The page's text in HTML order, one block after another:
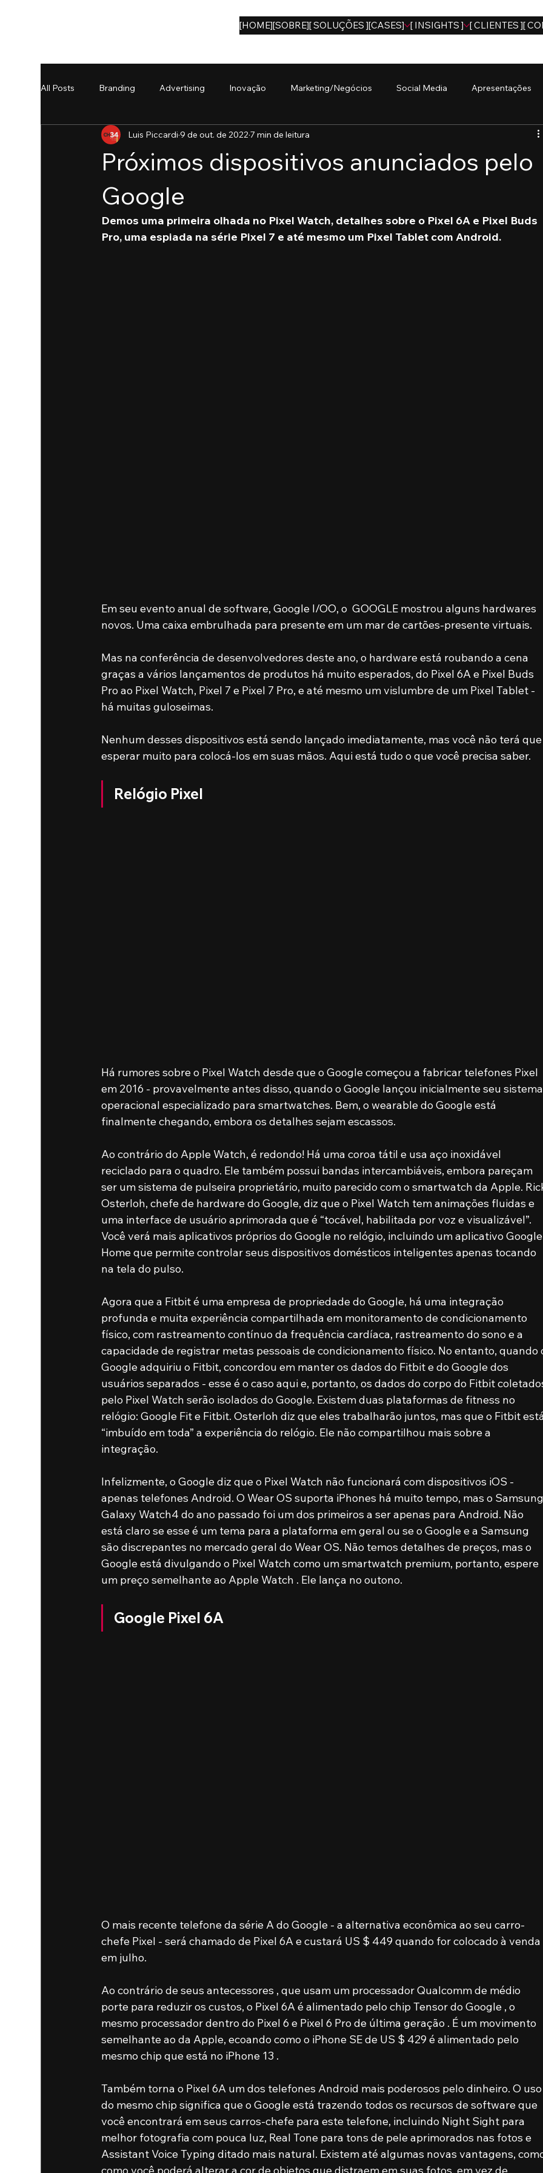
[HOME][SOBRE][ SOLUÇÕES ][CASES] [ INSIGHTS ] [ CLIENTES ][
All Posts Branding Advertising Inovação Marketing/Negócios Social Media Apresentações
eBooks IA
Próximos dispositivos anunciados pelo
Google
Luis Piccardi 9 de out. de 2022 7 min de leitura
Demos uma primeira olhada no Pixel Watch, detalhes sobre o Pixel 6A e Pixel Buds
Pro, uma espiada na série Pixel 7 e até mesmo um Pixel Tablet com Android.
Em seu evento anual de software, Google I/OO, o  GOOGLE mostrou alguns hardwares
novos. Uma caixa embrulhada para presente em um mar de cartões-presente virtuais.
Mas na conferência de desenvolvedores deste ano, o hardware está roubando a cena
graças a vários lançamentos de produtos há muito esperados, do Pixel 6A e Pixel Buds
Pro ao Pixel Watch, Pixel 7 e Pixel 7 Pro, e até mesmo um vislumbre de um Pixel Tablet -
há muitas guloseimas.
Nenhum desses dispositivos está sendo lançado imediatamente, mas você não terá que
esperar muito para colocá-los em suas mãos. Aqui está tudo o que você precisa saber.
Relógio Pixel
Há rumores sobre o Pixel Watch desde que o Google começou a fabricar telefones Pixel
em 2016 - provavelmente antes disso, quando o Google lançou inicialmente seu sistema
operacional especializado para smartwatches. Bem, o wearable do Google está
finalmente chegando, embora os detalhes sejam escassos.
Ao contrário do Apple Watch, é redondo! Há uma coroa tátil e usa aço inoxidável
reciclado para o quadro. Ele também possui bandas intercambiáveis, embora pareçam
ser um sistema de pulseira proprietário, muito parecido com o smartwatch da Apple.
Osterloh, chefe de hardware do Google, diz que o Pixel Watch tem animações fluidas e
uma interface de usuário aprimorada que é “tocável, habilitada por voz e visualizável”.
Você verá mais aplicativos próprios do Google no relógio, incluindo um aplicativo Google
Home que permite controlar seus dispositivos domésticos inteligentes apenas tocando
na tela do pulso.
Agora que a Fitbit é uma empresa de propriedade do Google, há uma integração
profunda e muita experiência compartilhada em monitoramento de condicionamento
físico, com rastreamento contínuo da frequência cardíaca, rastreamento do sono e a
capacidade de registrar metas pessoais de condicionamento físico. No entanto, quando
Google adquiriu o Fitbit, concordou em manter os dados do Fitbit e do Google dos
usuários separados - esse é o caso aqui e, portanto, os dados do corpo do Fitbit
pelo Pixel Watch serão isolados do Google. Existem duas plataformas de fitness no
relógio: Google Fit e Fitbit. Osterloh diz que eles trabalharão juntos, mas que o Fitbit
“imbuído em toda” a experiência do relógio. Ele não compartilhou mais sobre a
integração.
Infelizmente, o Google diz que o Pixel Watch não funcionará com dispositivos iOS -
apenas telefones Android. O Wear OS suporta iPhones há muito tempo, mas o Samsung
Galaxy Watch4 do ano passado foi um dos primeiros a ser apenas para Android. Não
está claro se esse é um tema para a plataforma em geral ou se o Google e a Samsung
são discrepantes no mercado geral do Wear OS. Não temos detalhes de preços, mas o
Google está divulgando o Pixel Watch como um smartwatch premium, portanto, espere
um preço semelhante ao Apple Watch . Ele lança no outono.
Google Pixel 6A
O mais recente telefone da série A do Google - a alternativa econômica ao seu carro-
chefe Pixel - será chamado de Pixel 6A e custará US $ 449 quando for colocado à venda
em julho.
Ao contrário de seus antecessores , que usam um processador Qualcomm de médio
porte para reduzir os custos, o Pixel 6A é alimentado pelo chip Tensor do Google , o
mesmo processador dentro do Pixel 6 e Pixel 6 Pro de última geração . É um movimento
semelhante ao da Apple, ecoando como o iPhone SE de US $ 429 é alimentado pelo
mesmo chip que está no iPhone 13 .
Também torna o Pixel 6A um dos telefones Android mais poderosos pelo dinheiro. O uso
do mesmo chip significa que o Google está trazendo todos os recursos de software que
você encontrará em seus carros-chefe para este telefone, incluindo Night Sight para
melhor fotografia com pouca luz, Real Tone para tons de pele aprimorados nas fotos e
Assistant Voice Typing ditado mais natural. Existem até algumas novas vantagens,